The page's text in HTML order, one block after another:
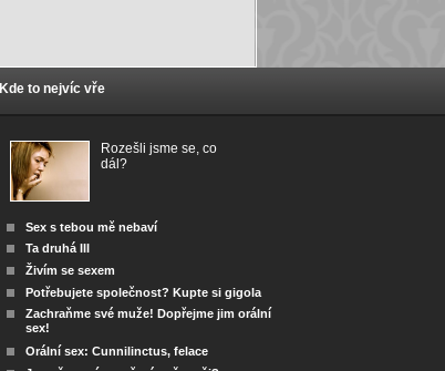
Kde to nejvíc vře
Rozešli jsme se, co
dál?
Sex s tebou mě nebaví
Ta druhá III
Živím se sexem
Potřebujete společnost? Kupte si gigola
Zachraňme své muže! Dopřejme jim orální
sex!
Orální sex: Cunnilinctus, felace